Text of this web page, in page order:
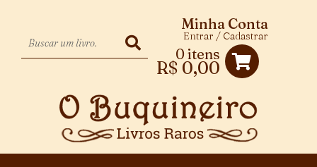
0 itens
R$ 0,00
Minha Conta
Entrar / Cadastrar